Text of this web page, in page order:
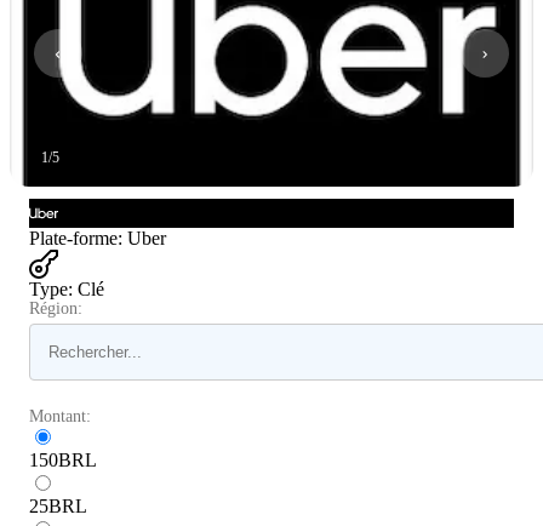
1/5
Plate-forme: Uber
Type: Clé
Région:
Montant:
150BRL
25BRL